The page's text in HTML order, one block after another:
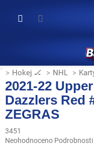
obsah
Hokej 🏒 NHL
2021-22
Dazzlers Red
ZEGRAS
3451
Průměrné
Neohodnoceno